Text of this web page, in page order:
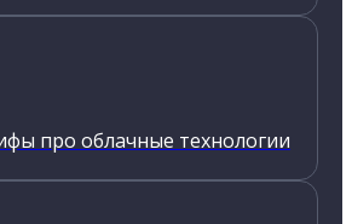
про облачные технологии